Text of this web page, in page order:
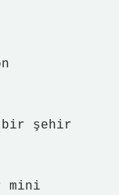
bir şehir
mini